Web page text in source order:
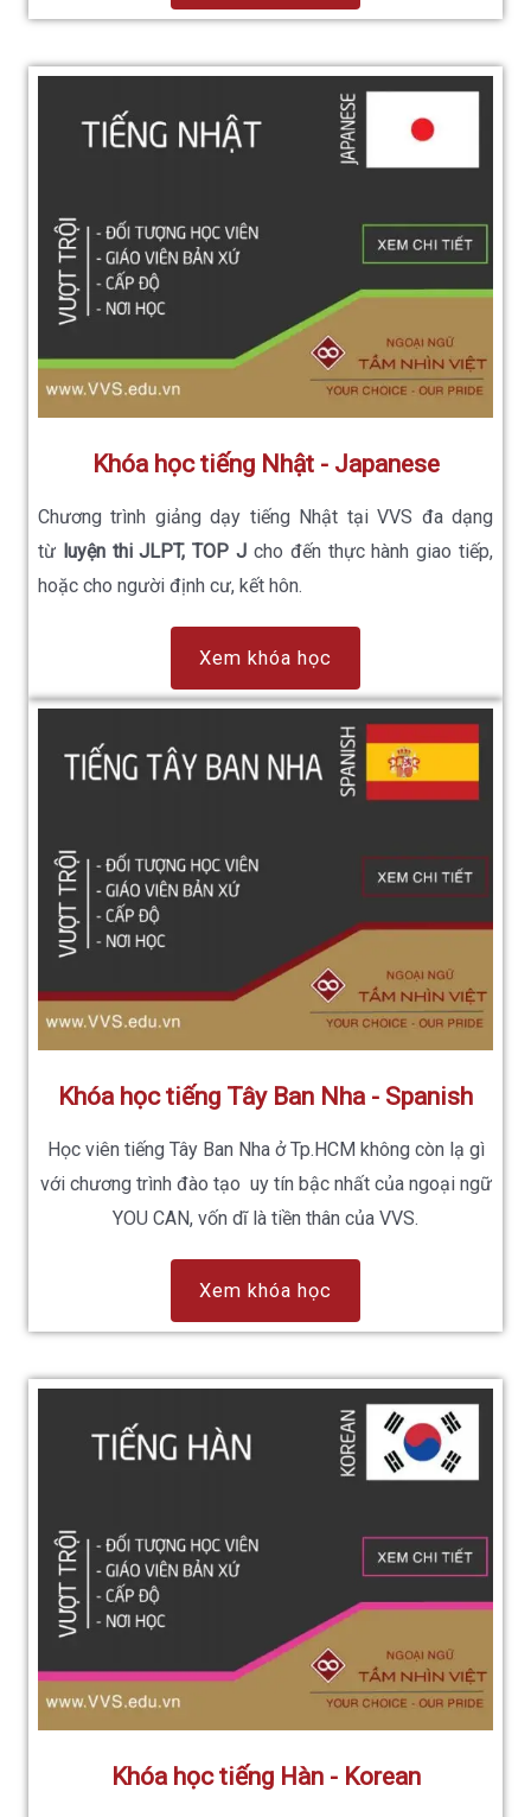
Khóa học tiếng Nhật - Japanese
Chương trình giảng dạy tiếng Nhật tại VVS đa dạng
từ luyện thi JLPT, TOP J cho đến thực hành giao tiếp,
hoặc cho người định cư, kết hôn.
Xem khóa học
Khóa học tiếng Tây Ban Nha - Spanish
Học viên tiếng Tây Ban Nha ở Tp.HCM không còn lạ gì
với chương trình đào tạo uy tín bậc nhất của ngoại ngữ
YOU CAN, vốn dĩ là tiền thân của VVS.
Xem khóa học
Khóa học tiếng Hàn - Korean